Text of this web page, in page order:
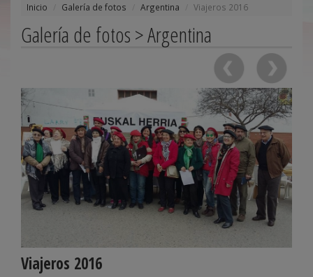
Inicio Galería de fotos Argentina Viajeros 2016
Galería de fotos > Argentina
Viajeros 2016